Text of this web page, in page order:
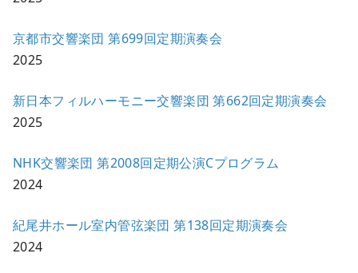
京都市交響楽団 第699回定期演奏会
2025
新日本フィルハーモニー交響楽団 第662回定期演奏会
2025
NHK交響楽団 第2008回定期公演Cプログラム
2024
紀尾井ホール室内管弦楽団 第138回定期演奏会
2024